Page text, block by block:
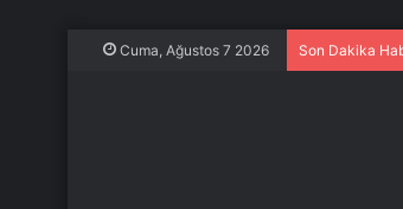
Cuma, Ağustos 7 2026 Son Dakika